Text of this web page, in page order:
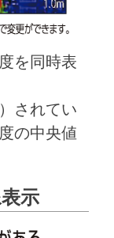
を同時表
されてい
の中央値
示